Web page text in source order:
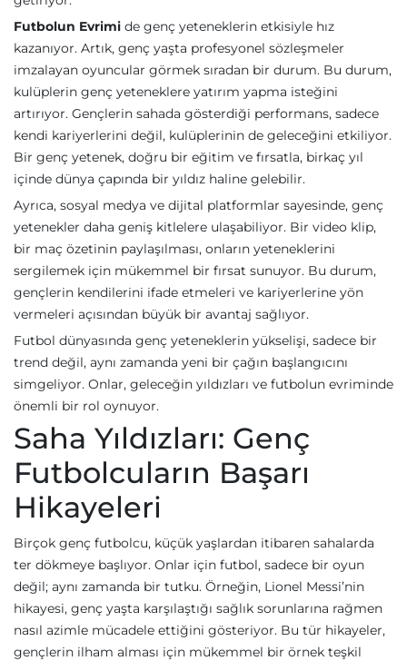
Futbolun Evrimi de genç yeteneklerin etkisiyle hız
kazanıyor. Artık, genç yaşta profesyonel sözleşmeler
imzalayan oyuncular görmek sıradan bir durum. Bu durum,
kulüplerin genç yeteneklere yatırım yapma isteğini
artırıyor. Gençlerin sahada gösterdiği performans, sadece
kendi kariyerlerini değil, kulüplerinin de geleceğini etkiliyor.
Bir genç yetenek, doğru bir eğitim ve fırsatla, birkaç yıl
içinde dünya çapında bir yıldız haline gelebilir.
Ayrıca, sosyal medya ve dijital platformlar sayesinde, genç
yetenekler daha geniş kitlelere ulaşabiliyor. Bir video klip,
bir maç özetinin paylaşılması, onların yeteneklerini
sergilemek için mükemmel bir fırsat sunuyor. Bu durum,
gençlerin kendilerini ifade etmeleri ve kariyerlerine yön
vermeleri açısından büyük bir avantaj sağlıyor.
Futbol dünyasında genç yeteneklerin yükselişi, sadece bir
trend değil, aynı zamanda yeni bir çağın başlangıcını
simgeliyor. Onlar, geleceğin yıldızları ve futbolun evriminde
önemli bir rol oynuyor.
Saha Yıldızları: Genç
Futbolcuların Başarı
Hikayeleri
Birçok genç futbolcu, küçük yaşlardan itibaren sahalarda
ter dökmeye başlıyor. Onlar için futbol, sadece bir oyun
değil; aynı zamanda bir tutku. Örneğin, Lionel Messi’nin
hikayesi, genç yaşta karşılaştığı sağlık sorunlarına rağmen
nasıl azimle mücadele ettiğini gösteriyor. Bu tür hikayeler,
gençlerin ilham alması için mükemmel bir örnek teşkil